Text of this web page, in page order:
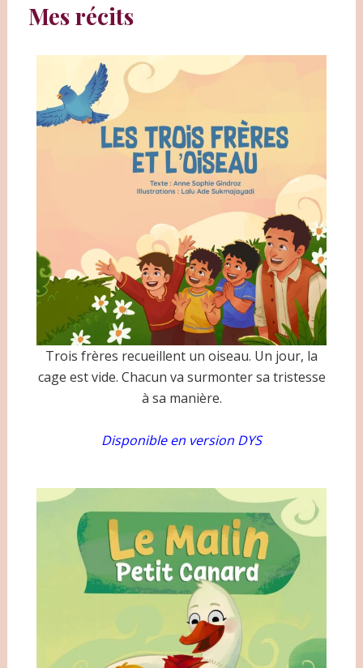
Mes récits
Trois frères recueillent un oiseau. Un jour, la
cage est vide. Chacun va surmonter sa tristesse
à sa manière.
Disponible en version DYS